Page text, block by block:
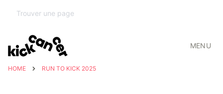
MENU
HOME RUN TO KICK 2025